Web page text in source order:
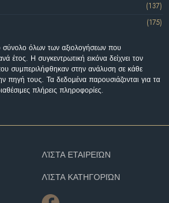
(137)
(175)
σύνολο όλων των αξιολογήσεων που
έτος. Η συγκεντρωτική εικόνα δείχνει τον
συμπεριλήφθηκαν στην ανάλυση σε κάθε
πηγή τους. Τα δεδομένα παρουσιάζονται για τα
πλήρεις πληροφορίες.
ΛΊΣΤΑ ΕΤΑΙΡΕΙΏΝ
ΛΊΣΤΑ ΚΑΤΗΓΟΡΙΏΝ